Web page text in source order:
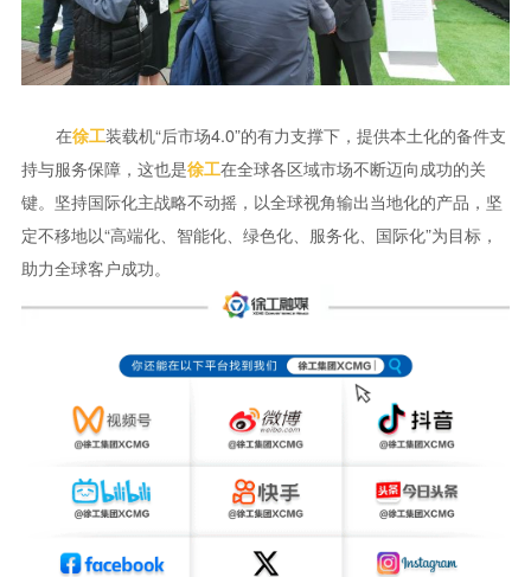
在徐工装载机“后市场4.0”的有力支撑下，提供本土化的备件支
持与服务保障，这也是徐工在全球各区域市场不断迈向成功的关
键。坚持国际化主战略不动摇，以全球视角输出当地化的产品，坚
定不移地以“高端化、智能化、绿色化、服务化、国际化”为目标，
助力全球客户成功。